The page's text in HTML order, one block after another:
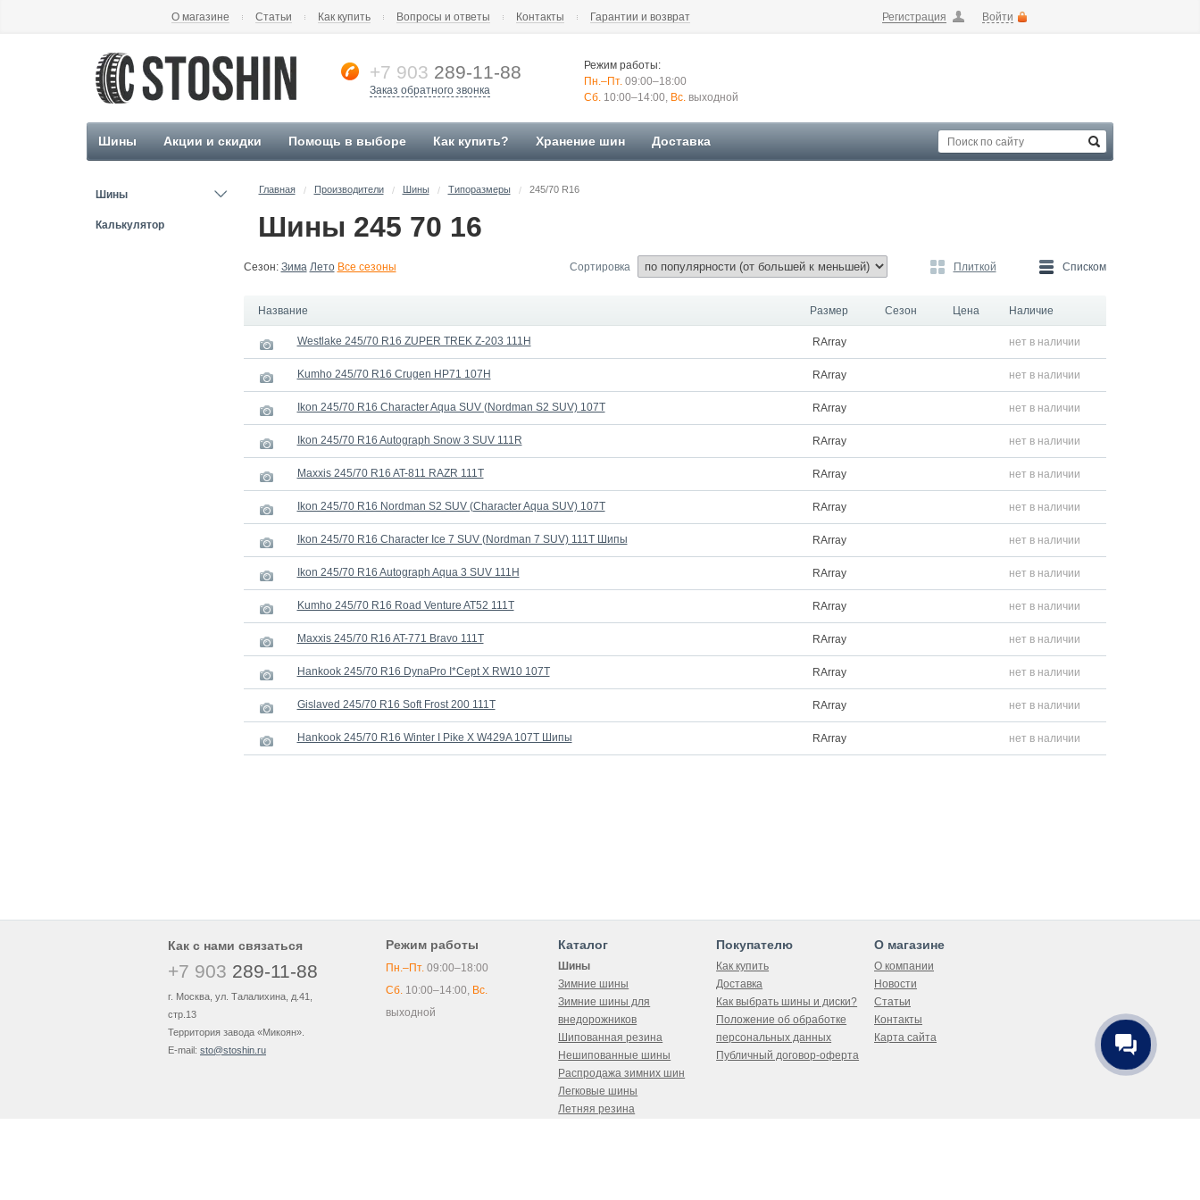
Регистрация Войти
О магазине Статьи Как купить Вопросы и ответы Контакты Гарантии и возврат
+7 903 289-11-88
Заказ обратного звонка
Режим работы:
Пн.–Пт. 09:00–18:00
Сб. 10:00–14:00, Вс. выходной
Шины Акции и скидки Помощь в выборе Как купить? Хранение шин Доставка
Шины
Калькулятор
Главная / Производители / Шины / Типоразмеры / 245/70 R16
Шины 245 70 16
Сезон: Зима Лето Все сезоны Сортировка Плиткой Списком
Название Размер Сезон Цена Наличие
Westlake 245/70 R16 ZUPER TREK Z-203 111H RArray нет в наличии
Kumho 245/70 R16 Crugen HP71 107H RArray нет в наличии
Ikon 245/70 R16 Character Aqua SUV (Nordman S2 SUV) 107T RArray нет в наличии
Ikon 245/70 R16 Autograph Snow 3 SUV 111R RArray нет в наличии
Maxxis 245/70 R16 AT-811 RAZR 111T RArray нет в наличии
Ikon 245/70 R16 Nordman S2 SUV (Character Aqua SUV) 107T RArray нет в наличии
Ikon 245/70 R16 Character Ice 7 SUV (Nordman 7 SUV) 111T Шипы RArray нет в наличии
Ikon 245/70 R16 Autograph Aqua 3 SUV 111H RArray нет в наличии
Kumho 245/70 R16 Road Venture AT52 111T RArray нет в наличии
Maxxis 245/70 R16 AT-771 Bravo 111T RArray нет в наличии
Hankook 245/70 R16 DynaPro I*Cept X RW10 107T RArray нет в наличии
Gislaved 245/70 R16 Soft Frost 200 111T RArray нет в наличии
Hankook 245/70 R16 Winter I Pike X W429A 107T Шипы RArray нет в наличии
Как с нами связаться
+7 903 289-11-88
г. Москва, ул. Талалихина, д.41,
стр.13
Территория завода «Микоян».
E-mail: sto@stoshin.ru
Режим работы
Пн.–Пт.09:00–18:00
Сб.10:00–14:00, Вс.
выходной
Каталог
Шины
Зимние шины
Зимние шины для
внедорожников
Шипованная резина
Нешипованные шины
Распродажа зимних шин
Легковые шины
Летняя резина
Покупателю
Как купить
Доставка
Как выбрать шины и диски?
Положение об обработке
персональных данных
Публичный договор-оферта
О магазине
О компании
Новости
Статьи
Контакты
Карта сайта